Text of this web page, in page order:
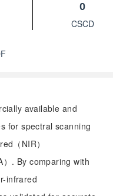
0
CSCD
available and
for spectral scanning
（NIR）
. By comparing with
infrared